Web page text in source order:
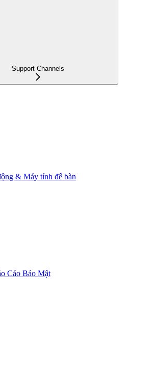
Support Channels
& Máy tính để bàn
Cáo Bảo Mật